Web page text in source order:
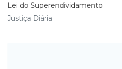
Lei do Superendividamento
Justiça Diária